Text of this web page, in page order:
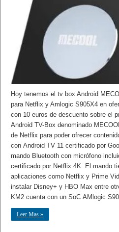
Hoy tenemos el tv box Android
para Netflix y Amlogic S905X4 en
con 10 euros de descuento sobre el
Android TV-Box denominado
de Netflix para poder ofrecer
con Android TV 11 certificado por
mando Bluetooth con micrófono
certificado por Netflix 4K. El mando
aplicaciones como Netflix y Prime
instalar Disney+ y HBO Max entre
KM2 cuenta con un SoC AMlogic
Leer Mas »